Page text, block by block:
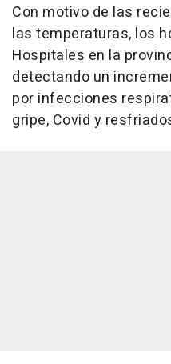
Con motivo de las
las temperaturas, los
Hospitales en la
detectando un
por infecciones
gripe, Covid y